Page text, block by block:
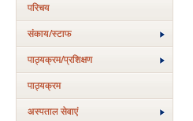
परिचय
संकाय/स्‍टाफ
पाठ्यक्रम/प्रशिक्षण
पाठ्यक्रम
अस्‍पताल सेवाएं